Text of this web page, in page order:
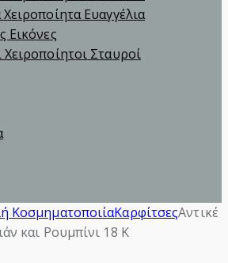
Ευαγγέλια
Εικόνες
Σταυροί
ΚοσμηματοποιίαΚαρφίτσεςΑντικέ
και Ρουμπίνι 18 Κ